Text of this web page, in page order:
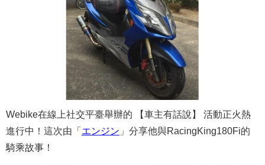
Webike在線上社交平臺舉辦的 【車主有話說】 活動正火熱
進行中！這次由「 エンジン 」分享他與RacingKing180Fi的
騎乘故事！